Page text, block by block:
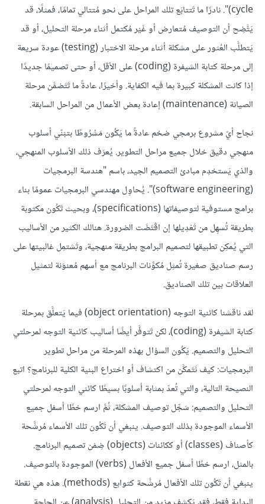
cycle)". نادرًا ما تَتتابَع تلك المراحل على نحو مُتتالي تمامًا، فمثلًا، قد
يَتَّضِح أن التوصيف مُتعارض أو غَيْر مُكتمل أثناء مرحلة التحليل، أو قد
يَتطلَّب العُثور على مشكلة أثناء مرحلة الاختبار (testing) عودة سريعة
إلى مرحلة كتابة الشيفرة (coding) على الأقل، أو حتى تصميمًا جديدًا
إذا كانت المشكلة كبيرة بما فيه الكفاية. وأخيرًا، عادةً ما تَتَضمَّن مرحلة
الصيانة (maintenance) إعادة بعض الأعمال من المراحل السابقة.
نجاح أيّ مشروع برمجي ضخم عادةً ما يَكُون مَشْرُوطًا بتبَنّي أسلوب
منهجي دقيق خلال جميع مراحل التطوير. يُعرَف ذلك الأسلوب المنهجي،
والذي يَستخدِم مبادئ التصميم الجيد، باسم "هندسة البرمجيات
(software engineering)". يُحاوِل مهندسي البرمجيات عمومًا بناء
برامج مستوفية لتوصيفاتها (specifications)، وبحيث تَكُون مكتوبة
بطريقة تُسهِل من تَعْدِيلها إن اقْتَضَت الضرورة. هنالك الكثير من الأساليب
التي يُمكِن تطبيقها لتصميم البرامج بطريقة منهجية، وتَشتمِل غالبيتها على
رسم صناديق صغيرة تُمثِل مُكوِّنات البرنامج مع أسهم مُعنوَنة لتمثيل
العلاقات بين تلك الصناديق.
لقد ناقشنا كائنية التوجه (object orientation) فيما يَتعلَّق بمرحلة
كتابة الشيفرة (coding)، لكن تَتوفَّر أيضًا أساليب كائنية التوجه لمرحلتي
التحليل والتصميم. يَكُون السؤال بهذه المرحلة من مراحل تطوير
البرمجيات: كيف نَتَمكَّن من اكتشاف أو اختراع البنية الكلية للبرنامج؟ اتبع
النصيحة التالية، والتي تُعدّ بمثابة أسلوبًا بسيطًا كائني التوجه لمرحلتي
التحليل والتصميم: سَجِّل توصيف المشكلة، ثُمَّ ارسم خطًا أسفل جميع
الأسماء الموجودة بذلك التوصيف. ينبغي أن تَكُون تلك الأسماء مُرشَّحة
كأصناف (classes) أو ككائنات (objects) ضِمْن تصميم البرنامج.
بالمثل، ارسم خطًا أسفل جميع الأفعال (verbs) الموجودة بالتوصيف.
ينبغي أن تَكُون تلك الأفعال مُرشَّحة كتوابع (methods). هذه هي نقطة